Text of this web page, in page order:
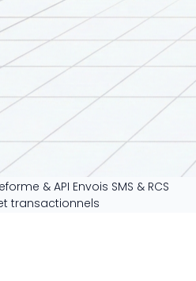
& API Envois SMS & RCS
transactionnels